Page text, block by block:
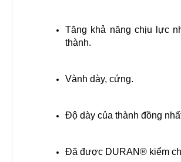
Tăng khả năng chịu lực
thành.
Vành dày, cứng.
Độ dày của thành đồng
Đã được DURAN® kiểm